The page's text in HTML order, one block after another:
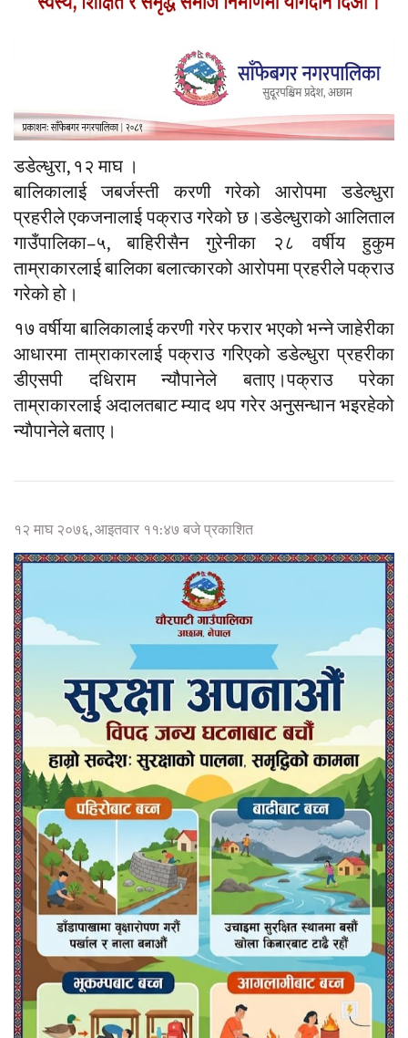
डडेल्धुरा, १२ माघ ।
बालिकालाई जबर्जस्ती करणी गरेको आरोपमा डडेल्धुरा
प्रहरीले एकजनालाई पक्राउ गरेको छ।डडेल्धुराको आलिताल
गाउँपालिका–५, बाहिरीसैन गुरेनीका २८ वर्षीय हुकुम
ताम्राकारलाई बालिका बलात्कारको आरोपमा प्रहरीले पक्राउ
गरेको हो।
१७ वर्षीया बालिकालाई करणी गरेर फरार भएको भन्ने जाहेरीका
आधारमा ताम्राकारलाई पक्राउ गरिएको डडेल्धुरा प्रहरीका
डीएसपी दधिराम न्यौपानेले बताए।पक्राउ परेका
ताम्राकारलाई अदालतबाट म्याद थप गरेर अनुसन्धान भइरहेको
न्याैपानेले बताए।
१२ माघ २०७६, आइतवार ११:४७ बजे प्रकाशित